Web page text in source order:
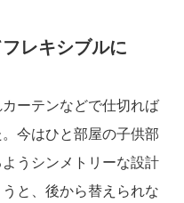
レキシブルに
ーテンなどで仕切れば
今はひと部屋の子供部
うシンメトリーな設計
と、後から替えられな